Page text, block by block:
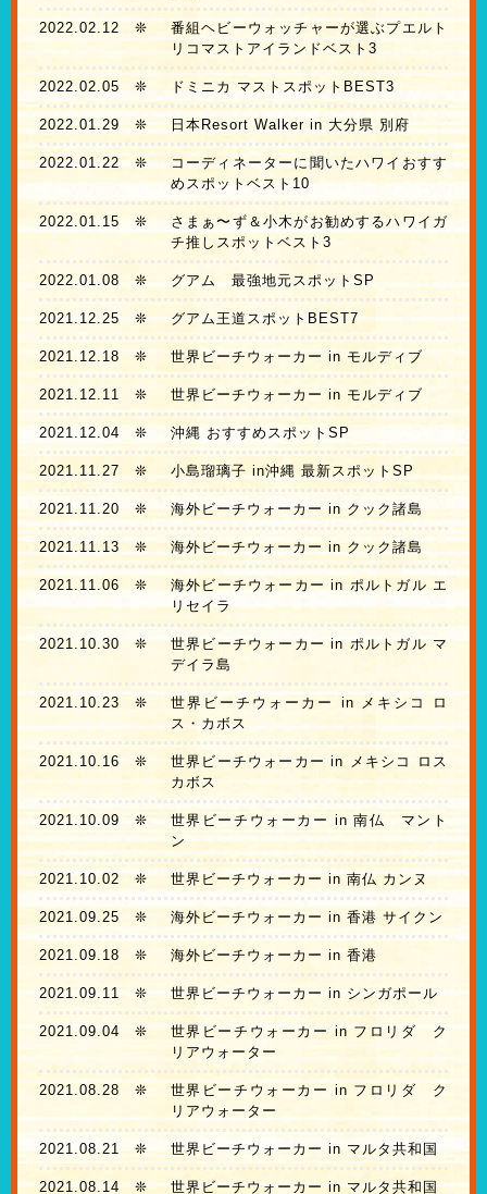
2022.02.12 ❊
番組ヘビーウォッチャーが選ぶプエルト
リコマストアイランドベスト3
2022.02.05 ❊ ドミニカ マストスポットBEST3
2022.01.29 ❊ 日本Resort Walker in 大分県 別府
2022.01.22❊
コーディネーターに聞いたハワイおすす
めスポットベスト10
2022.01.15 ❊
さまぁ〜ず＆小木がお勧めするハワイガ
チ推しスポットベスト3
2022.01.08❊ グアム 最強地元スポットSP
2021.12.25 ❊ グアム王道スポットBEST7
2021.12.18 ❊ 世界ビーチウォーカー in モルディブ
2021.12.11 ❊ 世界ビーチウォーカー in モルディブ
2021.12.04 ❊ 沖縄 おすすめスポットSP
2021.11.27 ❊ 小島瑠璃子 in沖縄 最新スポットSP
2021.11.20❊ 海外ビーチウォーカー in クック諸島
2021.11.13 ❊ 海外ビーチウォーカー in クック諸島
2021.11.06 ❊
海外ビーチウォーカー in ポルトガル エ
リセイラ
2021.10.30 ❊
世界ビーチウォーカー in ポルトガル マ
デイラ島
2021.10.23 ❊
世界ビーチウォーカー in メキシコ ロ
ス・カボス
2021.10.16 ❊
世界ビーチウォーカー in メキシコ ロス
カボス
2021.10.09❊
世界ビーチウォーカー in 南仏 マント
ン
2021.10.02 ❊ 世界ビーチウォーカー in 南仏 カンヌ
2021.09.25 ❊ 海外ビーチウォーカー in 香港 サイクン
2021.09.18 ❊ 海外ビーチウォーカー in 香港
2021.09.11❊ 世界ビーチウォーカー in シンガポール
2021.09.04 ❊
世界ビーチウォーカー in フロリダ ク
リアウォーター
2021.08.28 ❊
世界ビーチウォーカー in フロリダ ク
リアウォーター
2021.08.21 ❊ 世界ビーチウォーカー in マルタ共和国
2021.08.14❊ 世界ビーチウォーカー in マルタ共和国